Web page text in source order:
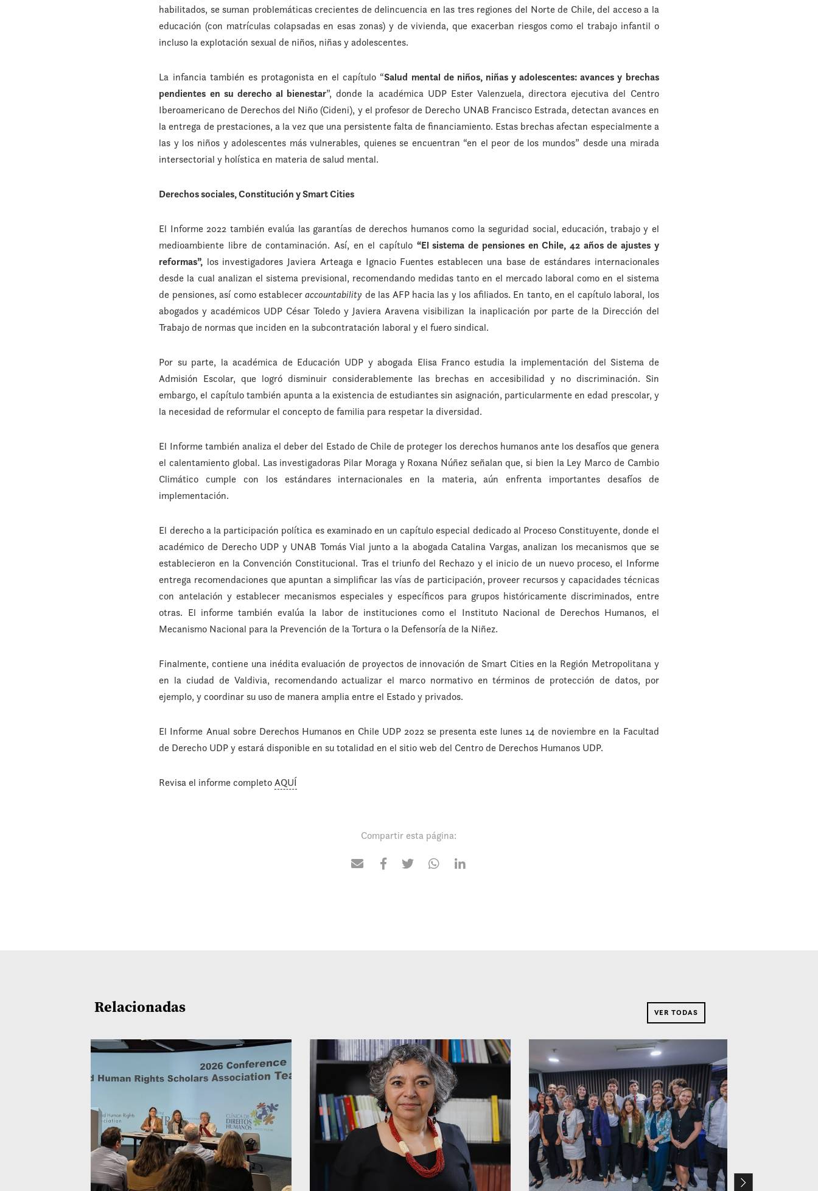
habilitados, se suman problemáticas crecientes de delincuencia en las tres regiones del Norte de Chile, del acceso a la
educación (con matrículas colapsadas en esas zonas) y de vivienda, que exacerban riesgos como el trabajo infantil o
incluso la explotación sexual de niños, niñas y adolescentes.
La infancia también es protagonista en el capítulo “Salud mental de niños, niñas y adolescentes: avances y brechas
pendientes en su derecho al bienestar”, donde la académica UDP Ester Valenzuela, directora ejecutiva del Centro
Iberoamericano de Derechos del Niño (Cideni), y el profesor de Derecho UNAB Francisco Estrada, detectan avances en
la entrega de prestaciones, a la vez que una persistente falta de financiamiento. Estas brechas afectan especialmente a
las y los niños y adolescentes más vulnerables, quienes se encuentran “en el peor de los mundos” desde una mirada
intersectorial y holística en materia de salud mental.
Derechos sociales, Constitución y Smart Cities
El Informe 2022 también evalúa las garantías de derechos humanos como la seguridad social, educación, trabajo y el
medioambiente libre de contaminación. Así, en el capítulo “El sistema de pensiones en Chile, 42 años de ajustes y
reformas”, los investigadores Javiera Arteaga e Ignacio Fuentes establecen una base de estándares internacionales
desde la cual analizan el sistema previsional, recomendando medidas tanto en el mercado laboral como en el sistema
de pensiones, así como estableceraccountability de las AFP hacia las y los afiliados. En tanto, en el capítulo laboral, los
abogados y académicos UDP César Toledo y Javiera Aravena visibilizan la inaplicación por parte de la Dirección del
Trabajo de normas que inciden en la subcontratación laboral y el fuero sindical.
Por su parte, la académica de Educación UDP y abogada Elisa Franco estudia la implementación del Sistema de
Admisión Escolar, que logró disminuir considerablemente las brechas en accesibilidad y no discriminación. Sin
embargo, el capítulo también apunta a la existencia de estudiantes sin asignación, particularmente en edad prescolar, y
la necesidad de reformular el concepto de familia para respetar la diversidad.
El Informe también analiza el deber del Estado de Chile de proteger los derechos humanos ante los desafíos que genera
el calentamiento global. Las investigadoras Pilar Moraga y Roxana Núñez señalan que, si bien la Ley Marco de Cambio
Climático cumple con los estándares internacionales en la materia, aún enfrenta importantes desafíos de
implementación.
El derecho a la participación política es examinado en un capítulo especial dedicado al Proceso Constituyente, donde el
académico de Derecho UDP y UNAB Tomás Vial junto a la abogada Catalina Vargas, analizan los mecanismos que se
establecieron en la Convención Constitucional. Tras el triunfo del Rechazo y el inicio de un nuevo proceso, el Informe
entrega recomendaciones que apuntan a simplificar las vías de participación, proveer recursos y capacidades técnicas
con antelación y establecer mecanismos especiales y específicos para grupos históricamente discriminados, entre
otras. El informe también evalúa la labor de instituciones como el Instituto Nacional de Derechos Humanos, el
Mecanismo Nacional para la Prevención de la Tortura o la Defensoría de la Niñez.
Finalmente, contiene una inédita evaluación de proyectos de innovación de Smart Cities en la Región Metropolitana y
en la ciudad de Valdivia, recomendando actualizar el marco normativo en términos de protección de datos, por
ejemplo, y coordinar su uso de manera amplia entre el Estado y privados.
El Informe Anual sobre Derechos Humanos en Chile UDP 2022 se presenta este lunes 14 de noviembre en la Facultad
de Derecho UDP y estará disponible en su totalidad en el sitio web del Centro de Derechos Humanos UDP.
Revisa el informe completoAQUÍ
Compartir esta página:
Relacionadas VER TODAS